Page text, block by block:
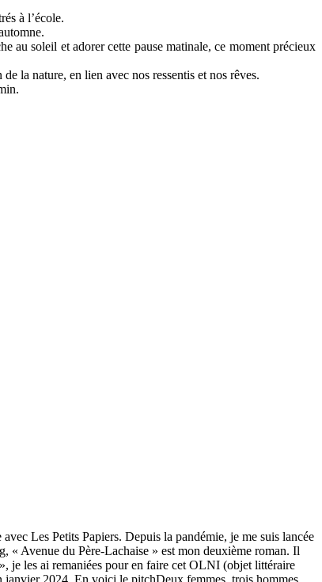
à l’école.
au soleil et adorer cette pause matinale, ce moment précieux
la nature, en lien avec nos ressentis et nos rêves.
Les Petits Papiers. Depuis la pandémie, je me suis lancée
« Avenue du Père-Lachaise » est mon deuxième roman. Il
je les ai remaniées pour en faire cet OLNI (objet littéraire
2024. En voici le pitchDeux femmes, trois hommes,